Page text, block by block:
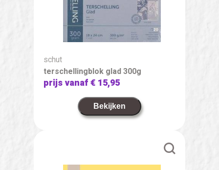
schut
terschellingblok glad 300g
prijs vanaf€ 15,95
Bekijken